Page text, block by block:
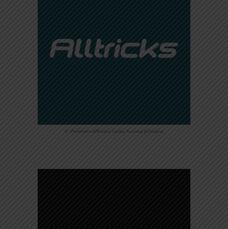
2 – Partenaire Affiliation Cycles, Running & Outdoor